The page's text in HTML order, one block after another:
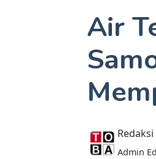
Air
Redaksi
Admin